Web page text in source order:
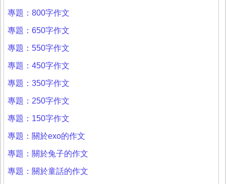
專題：800字作文
專題：650字作文
專題：550字作文
專題：450字作文
專題：350字作文
專題：250字作文
專題：150字作文
專題：關於exo的作文
專題：關於兔子的作文
專題：關於童話的作文